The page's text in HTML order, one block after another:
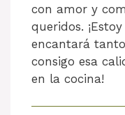
con amor y
queridos.
encantará
consigo esa
en la cocina!